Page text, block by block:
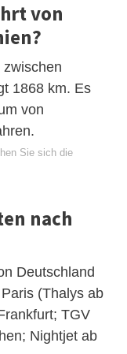
von
1868 km. Es
von
Sie sich die
nach
Deutschland
(Thalys ab
TGV
Nightjet ab